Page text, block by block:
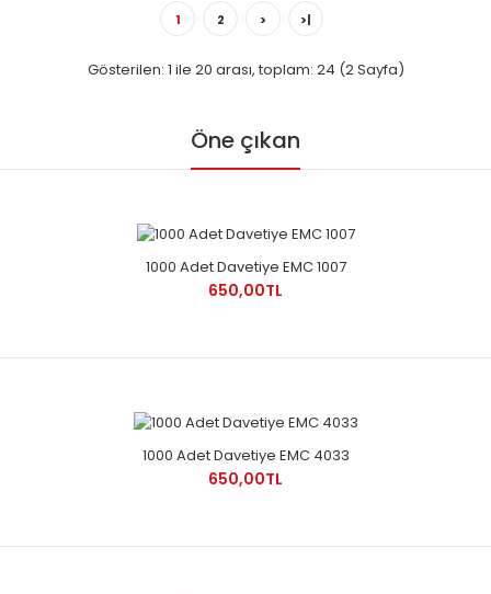
1 2 > >|
Gösterilen: 1 ile 20 arası, toplam: 24 (2 Sayfa)
Öne çıkan
1000 Adet Davetiye EMC 1007
650,00TL
1000 Adet Davetiye EMC 4033
650,00TL